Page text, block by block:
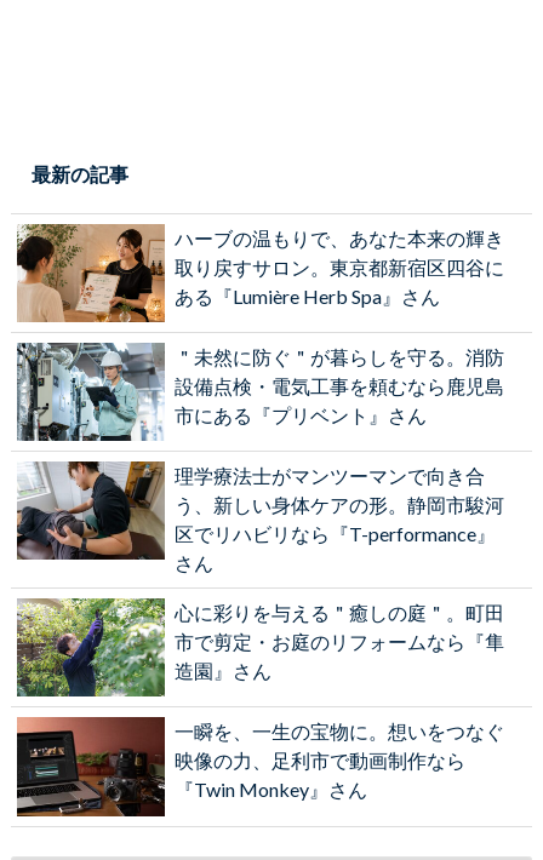
最新の記事
ハーブの温もりで、あなた本来の輝き
取り戻すサロン。東京都新宿区四谷に
ある『Lumière Herb Spa』さん
＂未然に防ぐ＂が暮らしを守る。消防
設備点検・電気工事を頼むなら鹿児島
市にある『プリベント』さん
理学療法士がマンツーマンで向き合
う、新しい身体ケアの形。静岡市駿河
区でリハビリなら『T-performance』
さん
心に彩りを与える＂癒しの庭＂。町田
市で剪定・お庭のリフォームなら『隼
造園』さん
一瞬を、一生の宝物に。想いをつなぐ
映像の力、足利市で動画制作なら
『Twin Monkey』さん